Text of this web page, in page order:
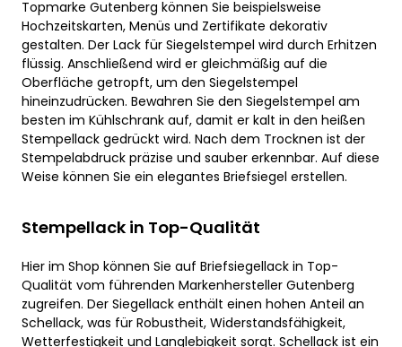
Topmarke Gutenberg können Sie beispielsweise
Hochzeitskarten, Menüs und Zertifikate dekorativ
gestalten. Der Lack für Siegelstempel wird durch Erhitzen
flüssig. Anschließend wird er gleichmäßig auf die
Oberfläche getropft, um den Siegelstempel
hineinzudrücken. Bewahren Sie den Siegelstempel am
besten im Kühlschrank auf, damit er kalt in den heißen
Stempellack gedrückt wird. Nach dem Trocknen ist der
Stempelabdruck präzise und sauber erkennbar. Auf diese
Weise können Sie ein elegantes Briefsiegel erstellen.
Stempellack in Top-Qualität
Hier im Shop können Sie auf Briefsiegellack in Top-
Qualität vom führenden Markenhersteller Gutenberg
zugreifen. Der Siegellack enthält einen hohen Anteil an
Schellack, was für Robustheit, Widerstandsfähigkeit,
Wetterfestigkeit und Langlebigkeit sorgt. Schellack ist ein